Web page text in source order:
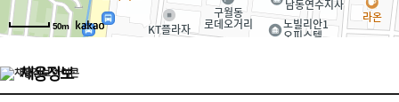
50m
채용정보